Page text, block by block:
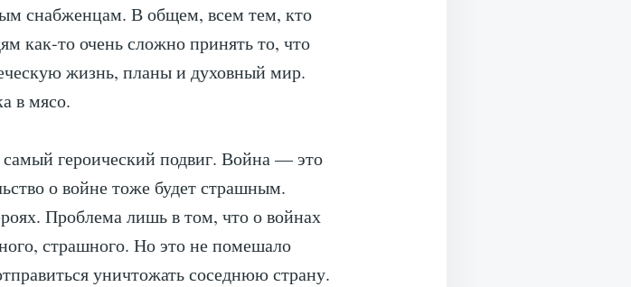
снабженцам. В общем, всем тем, кто
как-то очень сложно принять то, что
жизнь, планы и духовный мир.
в мясо.
героический подвиг. Война — это
о войне тоже будет страшным.
Проблема лишь в том, что о войнах
страшного. Но это не помешало
уничтожать соседнюю страну.